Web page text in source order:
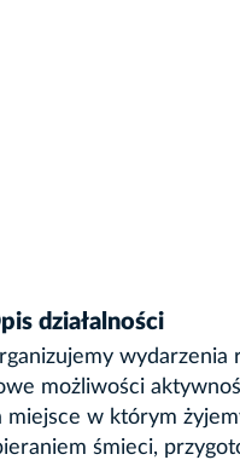
działalności
możliwości
miejsce w którym
śmieci,